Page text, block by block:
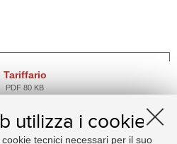
utilizza i cookie
tecnici necessari per il suo
Tariffario
PDF 80 KB